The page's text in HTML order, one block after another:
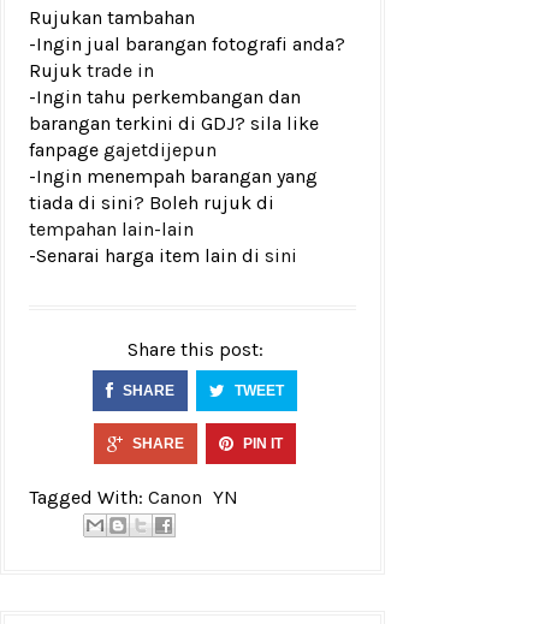
Rujukan tambahan
-Ingin jual barangan fotografi anda?
Rujuk trade in
-Ingin tahu perkembangan dan
barangan terkini di GDJ? sila like
fanpage gajetdijepun
-Ingin menempah barangan yang
tiada di sini? Boleh rujuk di
tempahan lain-lain
-Senarai harga item lain di sini
Share this post:
SHARE TWEET
SHARE PIN IT
Tagged With: Canon YN